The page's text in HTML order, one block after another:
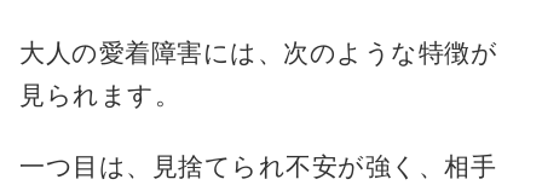
大人の愛着障害には、次のような特徴が
見られます。
一つ目は、見捨てられ不安が強く、相手